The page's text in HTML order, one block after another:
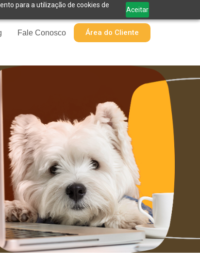
para a utilização de cookies de
Aceitar
Fale Conosco Área do Cliente